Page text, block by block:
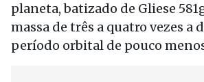
planeta, batizado de Gliese
massa de três a quatro vezes a
período orbital de pouco